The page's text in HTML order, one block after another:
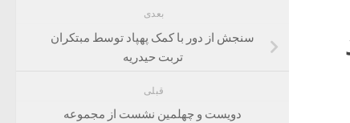
بعدی
سنجش از دور با کمک پهپاد توسط مبتکران
تربت حیدریه
قبلی
دویست و چهلمین نشست از مجموعه